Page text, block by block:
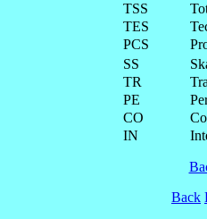
TSS
TES
PCS
SS
TR
PE
CO
IN
Back